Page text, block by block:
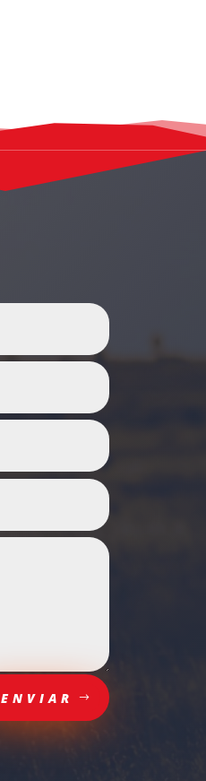
ENVIAR